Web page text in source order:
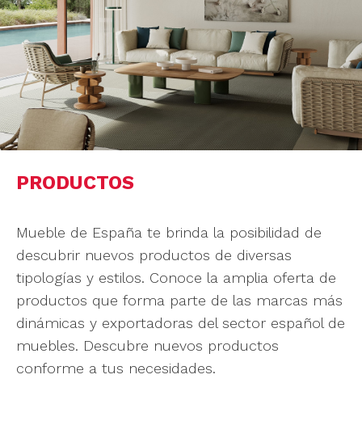
PRODUCTOS
Mueble de España te brinda la posibilidad de
descubrir nuevos productos de diversas
tipologías y estilos. Conoce la amplia oferta de
productos que forma parte de las marcas más
dinámicas y exportadoras del sector español de
muebles. Descubre nuevos productos
conforme a tus necesidades.